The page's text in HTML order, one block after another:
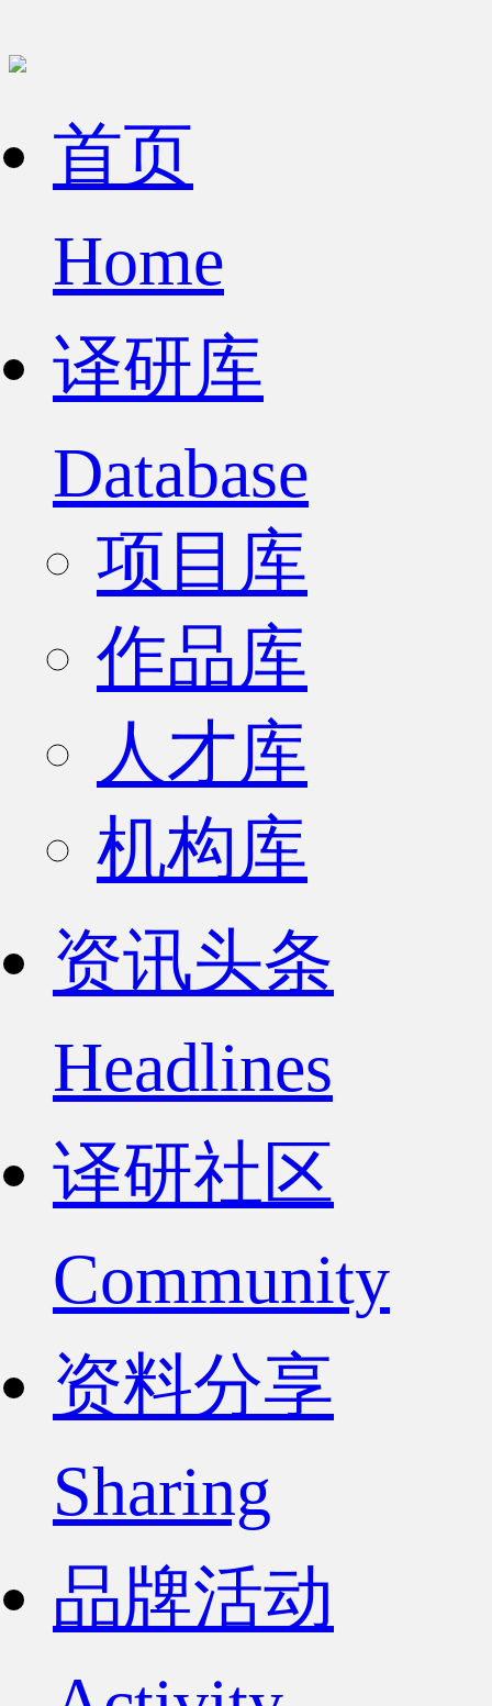
首页
Home
译研库
Database
项目库
作品库
人才库
机构库
资讯头条
Headlines
译研社区
Community
资料分享
Sharing
品牌活动